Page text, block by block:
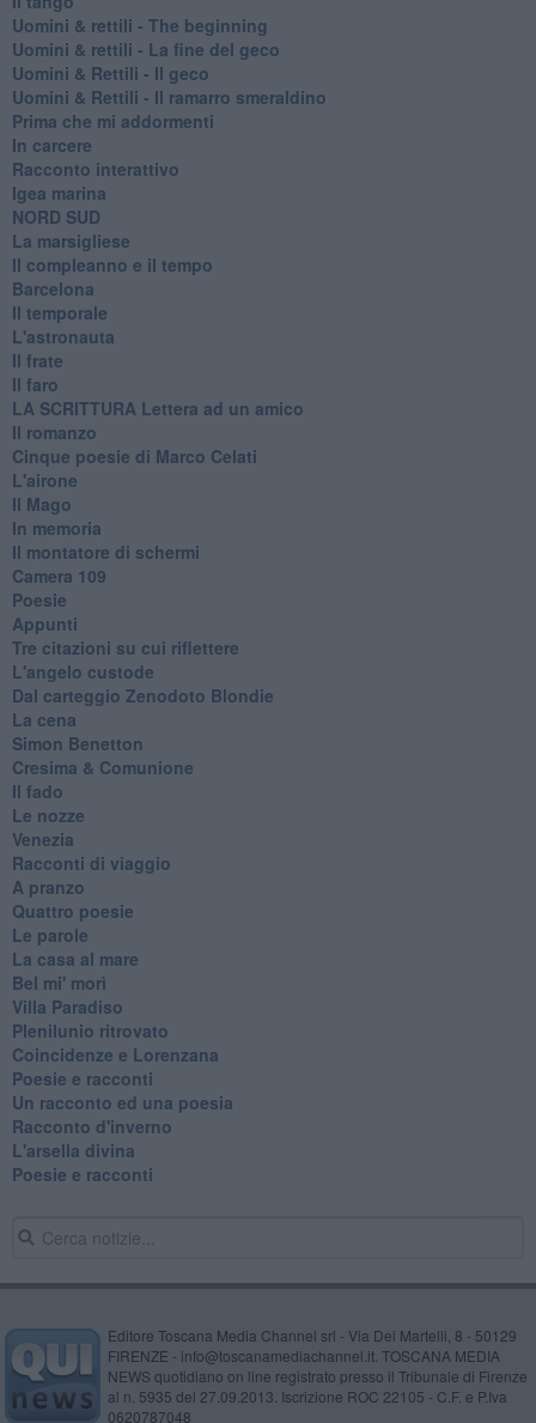
​Uomini & rettili - The beginning
​Uomini & rettili - La fine del geco
Uomini & Rettili - Il geco
Uomini & Rettili - Il ramarro smeraldino
Prima che mi addormenti
In carcere
Racconto interattivo
Igea marina
​NORD SUD
La marsigliese
Il compleanno e il tempo
Barcelona
Il temporale
L'astronauta
Il frate
Il faro
​LA SCRITTURA Lettera ad un amico
Il romanzo
Cinque poesie di Marco Celati
L'airone
Il Mago
In memoria
Il montatore di schermi
Camera 109
Poesie
Appunti
Tre citazioni su cui riflettere
L'angelo custode
Dal carteggio Zenodoto Blondie
La cena
Simon Benetton
Cresima & Comunione
Il fado
Le nozze
Venezia
Racconti di viaggio
A pranzo
Quattro poesie
Le parole
La casa al mare
Bel mi' morì
Villa Paradiso
Plenilunio ritrovato
Coincidenze e Lorenzana
Poesie e racconti
Un racconto ed una poesia
Racconto d'inverno
​L'arsella divina
Poesie e racconti
Editore Toscana Media Channel srl - Via Dei Martelli, 8 - 50129
FIRENZE - info@toscanamediachannel.it. TOSCANA MEDIA
NEWS quotidiano on line registrato presso il Tribunale di Firenze
al n. 5935 del 27.09.2013. Iscrizione ROC 22105 - C.F. e P.Iva
0620787048